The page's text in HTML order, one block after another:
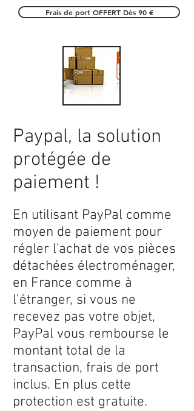
Frais de port OFFERT Dès 90 €
Paypal, la solution
protégée de
paiement !
En utilisant PayPal comme
moyen de paiement pour
régler l'achat de vos pièces
détachées électroménager,
en France comme à
l’étranger, si vous ne
recevez pas votre objet,
PayPal vous rembourse le
montant total de la
transaction, frais de port
inclus. En plus cette
protection est gratuite.